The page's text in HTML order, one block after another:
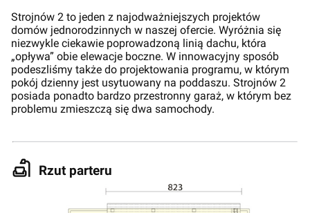
Strojnów 2 to jeden z najodważniejszych projektów
domów jednorodzinnych w naszej ofercie. Wyróżnia się
niezwykle ciekawie poprowadzoną linią dachu, która
„opływa” obie elewacje boczne. W innowacyjny sposób
podeszliśmy także do projektowania programu, w którym
pokój dzienny jest usytuowany na poddaszu. Strojnów 2
posiada ponadto bardzo przestronny garaż, w którym bez
problemu zmieszczą się dwa samochody.
Rzut parteru